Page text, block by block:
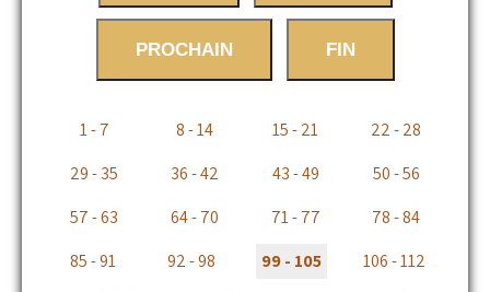
PROCHAIN FIN
1 - 7 8 - 14 15 - 21
22 - 28
29 - 35
36 - 42 43 - 49
50 - 56
57 - 63
64 - 70 71 - 77
78 - 84
85 - 91
92 - 98 99 - 105
106 - 112